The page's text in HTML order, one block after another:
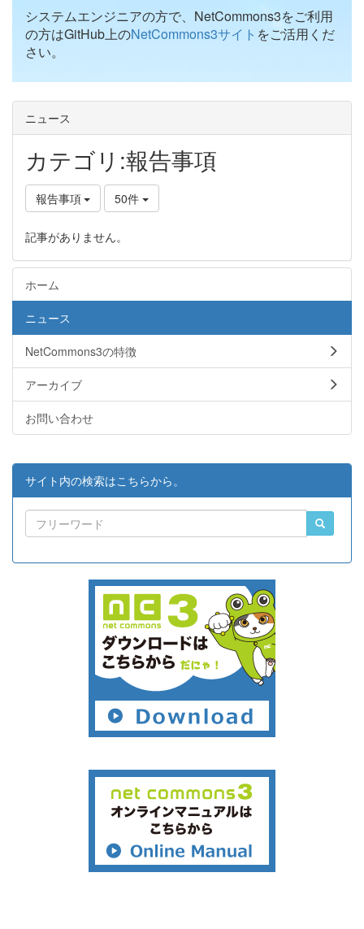
システムエンジニアの方で、NetCommons3をご利用
の方はGitHub上のNetCommons3サイト をご活用くだ
さい。
ニュース
カテゴリ:報告事項
報告事項 50件
記事がありません。
ホーム
ニュース
NetCommons3の特徴
アーカイブ
お問い合わせ
サイト内の検索はこちらから。